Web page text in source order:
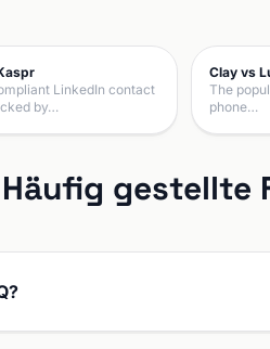
LinkedIn contact
by…
Clay vs
The
phone…
Häufig gestellte